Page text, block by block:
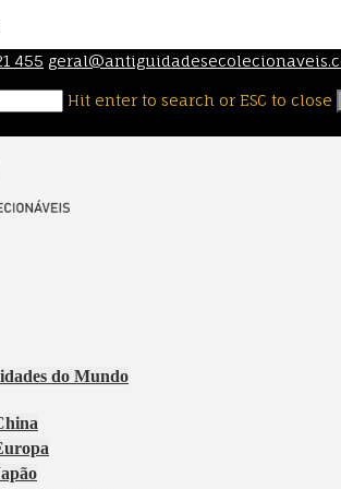
455
Hit enter to search or ESC to close
do Mundo